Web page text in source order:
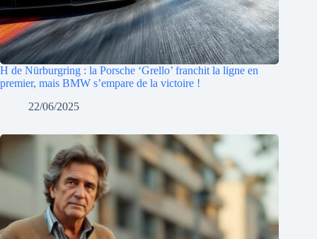
H de Nürburgring : la Porsche ‘Grello’ franchit la ligne en
premier, mais BMW s’empare de la victoire !
22/06/2025